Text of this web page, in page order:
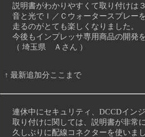
説明書がわかりやすくて取り付けは
音と光でＩ／Ｃウォータースプレーを
走るのがとても楽しくなりました。
今後もインプレッサ専用商品の開発
（ 埼玉県 Ａさん ）
↑ 最新追加分ここまで
連休中にセキュリティ、DCCDインジ
取り付けに関しては、説明書が非常に
久しぶりに配線コネクターを使いま